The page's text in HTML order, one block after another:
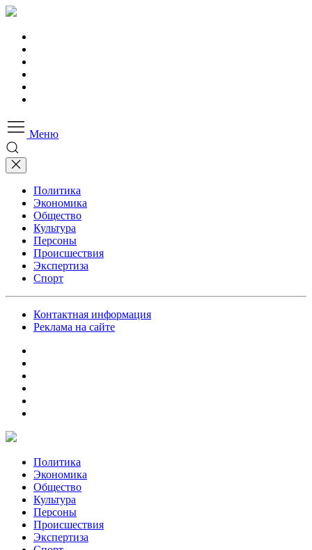
Меню
Политика
Экономика
Общество
Культура
Персоны
Происшествия
Экспертиза
Спорт
Контактная информация
Реклама на сайте
Политика
Экономика
Общество
Культура
Персоны
Происшествия
Экспертиза